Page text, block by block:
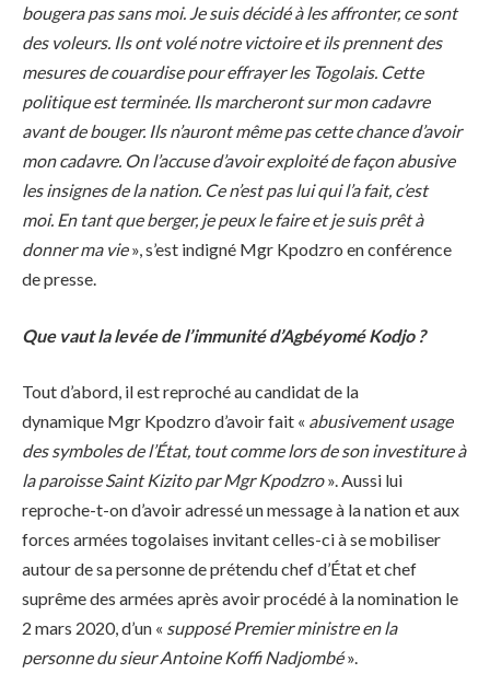
bougera pas sans moi. Je suis décidé à les affronter, ce sont
des voleurs. Ils ont volé notre victoire et ils prennent des
mesures de couardise pour effrayer les Togolais. Cette
politique est terminée. Ils marcheront sur mon cadavre
avant de bouger. Ils n’auront même pas cette chance d’avoir
mon cadavre. On l’accuse d’avoir exploité de façon abusive
les insignes de la nation. Ce n’est pas lui qui l’a fait, c’est
moi. En tant que berger, je peux le faire et je suis prêt à
donner ma vie», s’est indigné Mgr Kpodzro en conférence
de presse.
Que vaut la levée de l’immunité d’Agbéyomé Kodjo ?
Tout d’abord, il est reproché au candidat de la
dynamique Mgr Kpodzro d’avoir fait « abusivement usage
des symboles de l’État, tout comme lors de son investiture à
la paroisse Saint Kizito par Mgr Kpodzro». Aussi lui
reproche-t-on d’avoir adressé un message à la nation et aux
forces armées togolaises invitant celles-ci à se mobiliser
autour de sa personne de prétendu chef d’État et chef
suprême des armées après avoir procédé à la nomination le
2 mars 2020, d’un « supposé Premier ministre en la
personne du sieur Antoine Koffi Nadjombé».